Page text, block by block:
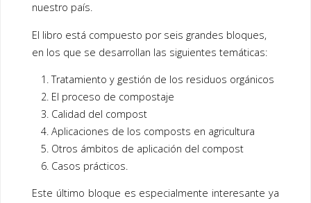
nuestro país.
El libro está compuesto por seis grandes bloques,
en los que se desarrollan las siguientes temáticas:
Tratamiento y gestión de los residuos orgánicos
El proceso de compostaje
Calidad del compost
Aplicaciones de los composts en agricultura
Otros ámbitos de aplicación del compost
Casos prácticos.
Este último bloque es especialmente interesante ya